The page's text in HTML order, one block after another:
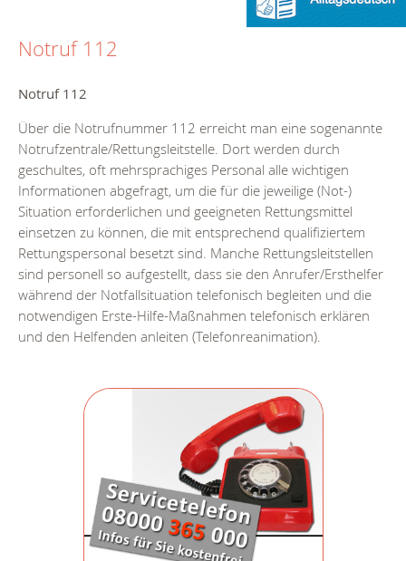
Notruf 112
Notruf 112
Über die Notrufnummer 112 erreicht man eine sogenannte
Notrufzentrale/Rettungsleitstelle. Dort werden durch
geschultes, oft mehrsprachiges Personal alle wichtigen
Informationen abgefragt, um die für die jeweilige (Not-)
Situation erforderlichen und geeigneten Rettungsmittel
einsetzen zu können, die mit entsprechend qualifiziertem
Rettungspersonal besetzt sind. Manche Rettungsleitstellen
sind personell so aufgestellt, dass sie den Anrufer/Ersthelfer
während der Notfallsituation telefonisch begleiten und die
notwendigen Erste-Hilfe-Maßnahmen telefonisch erklären
und den Helfenden anleiten (Telefonreanimation).